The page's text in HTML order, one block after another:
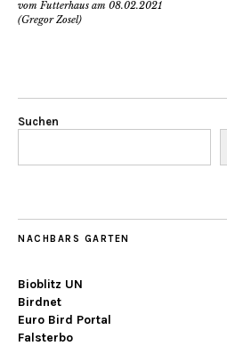
vom Futterhaus am 08.02.2021
(Gregor Zosel)
Suchen
NACHBARS GARTEN
Bioblitz UN
Birdnet
Euro Bird Portal
Falsterbo